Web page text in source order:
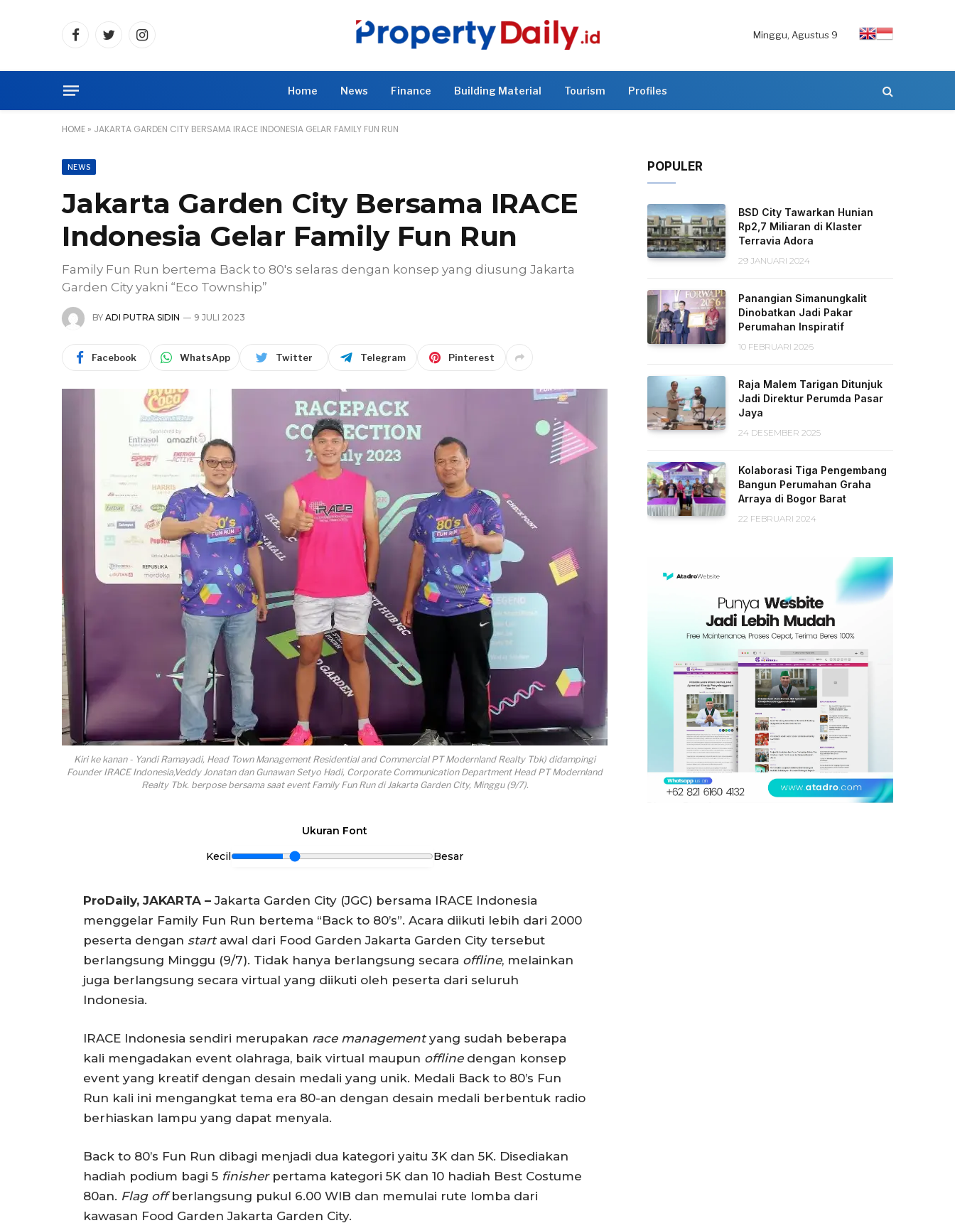
FacebookTwitterInstagram
Minggu, Agustus 9
Home News Finance Building Material Tourism Profiles
HOME » JAKARTA GARDEN CITY BERSAMA IRACE INDONESIA GELAR FAMILY FUN RUN
NEWS
Jakarta Garden City Bersama IRACE
Indonesia Gelar Family Fun Run
Family Fun Run bertema Back to 80's selaras dengan konsep yang diusung Jakarta
Garden City yakni “Eco Township”
BY ADI PUTRA SIDIN 9 JULI 2023
Facebook WhatsApp Twitter Telegram Pinterest
Kiri ke kanan - Yandi Ramayadi, Head Town Management Residential and Commercial PT Modernland Realty Tbk) didampingi
Founder IRACE Indonesia,Veddy Jonatan dan Gunawan Setyo Hadi, Corporate Communication Department Head PT Modernland
Realty Tbk. berpose bersama saat event Family Fun Run di Jakarta Garden City, Minggu (9/7).
Ukuran Font
Kecil
Besar
ProDaily, JAKARTA – Jakarta Garden City (JGC) bersama IRACE Indonesia
menggelar Family Fun Run bertema “Back to 80’s”. Acara diikuti lebih dari 2000
peserta dengan startawal dari Food Garden Jakarta Garden City tersebut
berlangsung Minggu (9/7). Tidak hanya berlangsung secara offline, melainkan
juga berlangsung secara virtual yang diikuti oleh peserta dari seluruh
Indonesia.
IRACE Indonesia sendiri merupakan race managementyang sudah beberapa
kali mengadakan event olahraga, baik virtual maupun offline dengan konsep
event yang kreatif dengan desain medali yang unik. Medali Back to 80’s Fun
Run kali ini mengangkat tema era 80-an dengan desain medali berbentuk radio
berhiaskan lampu yang dapat menyala.
Back to 80’s Fun Run dibagi menjadi dua kategori yaitu 3K dan 5K. Disediakan
hadiah podium bagi 5 finisher pertama kategori 5K dan 10 hadiah Best Costume
80an. Flag offberlangsung pukul 6.00 WIB dan memulai rute lomba dari
kawasan Food Garden Jakarta Garden City.
POPULER
BSD City Tawarkan Hunian
Rp2,7 Miliaran di Klaster
Terravia Adora
29 JANUARI 2024
Panangian Simanungkalit
Dinobatkan Jadi Pakar
Perumahan Inspiratif
10 FEBRUARI 2026
Raja Malem Tarigan Ditunjuk
Jadi Direktur Perumda Pasar
Jaya
24 DESEMBER 2025
Kolaborasi Tiga Pengembang
Bangun Perumahan Graha
Arraya di Bogor Barat
22 FEBRUARI 2024